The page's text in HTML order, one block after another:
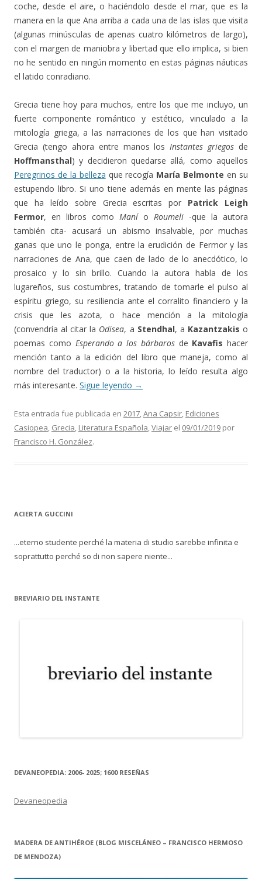
coche, desde el aire, o haciéndolo desde el mar, que es la
manera en la que Ana arriba a cada una de las islas que visita
(algunas minúsculas de apenas cuatro kilómetros de largo),
con el margen de maniobra y libertad que ello implica, si bien
no he sentido en ningún momento en estas páginas náuticas
el latido conradiano.
Grecia tiene hoy para muchos, entre los que me incluyo, un
fuerte componente romántico y estético, vinculado a la
mitología griega, a las narraciones de los que han visitado
Grecia (tengo ahora entre manos losInstantes griegos de
Hoffmansthal) y decidieron quedarse allá, como aquellos
Peregrinos de la belleza que recogía María Belmonteen su
estupendo libro. Si uno tiene además en mente las páginas
que ha leído sobre Grecia escritas por Patrick Leigh
Fermor, en libros como Manío Roumeli -que la autora
también cita- acusará un abismo insalvable, por muchas
ganas que uno le ponga, entre la erudición de Fermor y las
narraciones de Ana, que caen de lado de lo anecdótico, lo
prosaico y lo sin brillo. Cuando la autora habla de los
lugareños, sus costumbres, tratando de tomarle el pulso al
espíritu griego, su resiliencia ante el corralito financiero y la
crisis que les azota, o hace mención a la mitología
(convendría al citar la Odisea, a Stendhal, a Kazantzakiso
poemas como Esperando a los bárbarosde Kavafis hacer
mención tanto a la edición del libro que maneja, como al
nombre del traductor) o a la historia, lo leído resulta algo
más interesante. Sigue leyendo →
Esta entrada fue publicada en 2017,Ana Capsir, Ediciones
Casiopea, Grecia, Literatura Española,Viajar el 09/01/2019 por
Francisco H. González.
ACIERTA GUCCINI
...eterno studente perché la materia di studio sarebbe infinita e
soprattutto perché so di non sapere niente...
BREVIARIO DEL INSTANTE
DEVANEOPEDIA: 2006- 2025; 1600 RESEÑAS
Devaneopedia
MADERA DE ANTIHÉROE (BLOG MISCELÁNEO – FRANCISCO HERMOSO
DE MENDOZA)